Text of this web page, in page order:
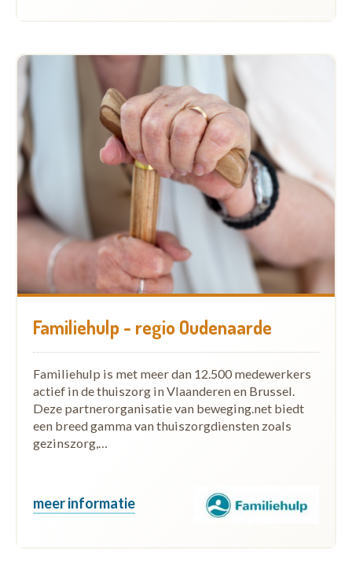
Familiehulp - regio Oudenaarde
Familiehulp is met meer dan 12.500 medewerkers
actief in de thuiszorg in Vlaanderen en Brussel.
Deze partnerorganisatie van beweging.net biedt
een breed gamma van thuiszorgdiensten zoals
gezinszorg,…
meer informatie